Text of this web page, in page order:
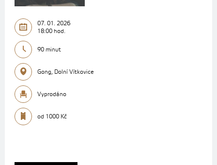
07. 01. 2026
18:00 hod.
90 minut
Gong, Dolní Vítkovice
Vyprodáno
od 1000 Kč